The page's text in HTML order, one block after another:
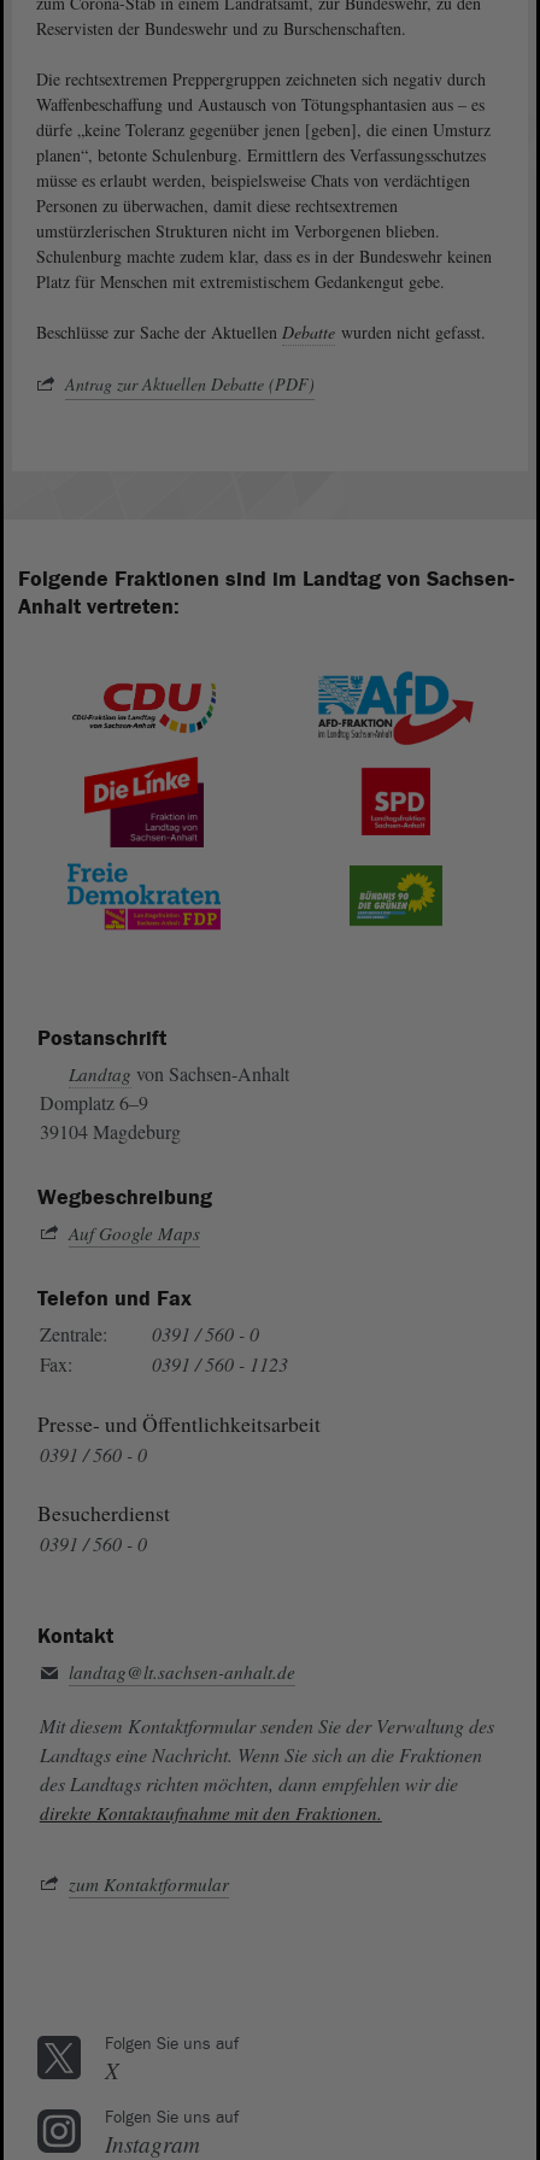
Reservisten der Bundeswehr und zu Burschenschaften.
Die rechtsextremen Preppergruppen zeichneten sich negativ durch
Waffenbeschaffung und Austausch von Tötungsphantasien aus – es
dürfe „keine Toleranz gegenüber jenen [geben], die einen Umsturz
planen“, betonte Schulenburg. Ermittlern des Verfassungsschutzes
müsse es erlaubt werden, beispielsweise Chats von verdächtigen
Personen zu überwachen, damit diese rechtsextremen
umstürzlerischen Strukturen nicht im Verborgenen blieben.
Schulenburg machte zudem klar, dass es in der Bundeswehr keinen
Platz für Menschen mit extremistischem Gedankengut gebe.
Beschlüsse zur Sache der Aktuellen Debatte wurden nicht gefasst.
Antrag zur Aktuellen Debatte (PDF)
Folgende Fraktionen sind im Landtag von Sachsen-
Anhalt vertreten:
Postanschrift
Landtag von Sachsen-Anhalt
Domplatz 6–9
39104 Magdeburg
Wegbeschreibung
Auf Google Maps
Telefon und Fax
Zentrale:
0391 / 560 - 0
Fax:
0391 / 560 - 1123
Presse- und Öffentlichkeitsarbeit
0391 / 560 - 0
Besucherdienst
0391 / 560 - 0
Kontakt
landtag@lt.sachsen-anhalt.de
Mit diesem Kontaktformular senden Sie der Verwaltung des
Landtags eine Nachricht. Wenn Sie sich an die Fraktionen
des Landtags richten möchten, dann empfehlen wir die
direkte Kontaktaufnahme mit den Fraktionen.
zum Kontaktformular
Folgen Sie uns auf
X
Folgen Sie uns auf
Instagram